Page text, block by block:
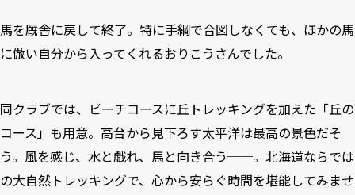
馬を厩舎に戻して終了。特に手綱で合図しなくても、ほかの馬
に倣い自分から入ってくれるおりこうさんでした。
同クラブでは、ビーチコースに丘トレッキングを加えた「丘の
コース」も用意。高台から見下ろす太平洋は最高の景色だそ
う。風を感じ、水と戯れ、馬と向き合う──。北海道ならでは
の大自然トレッキングで、心から安らぐ時間を堪能してみませ